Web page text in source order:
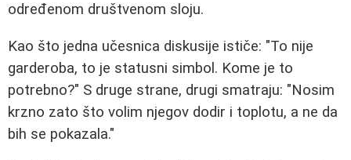
određenom društvenom sloju.
Kao što jedna učesnica diskusije ističe: "To nije
garderoba, to je statusni simbol. Kome je to
potrebno?" S druge strane, drugi smatraju: "Nosim
krzno zato što volim njegov dodir i toplotu, a ne da
bih se pokazala."